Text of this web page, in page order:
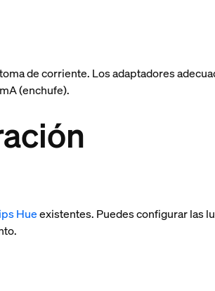
de corriente. Los adaptadores
(enchufe).
Hueexistentes. Puedes configurar las